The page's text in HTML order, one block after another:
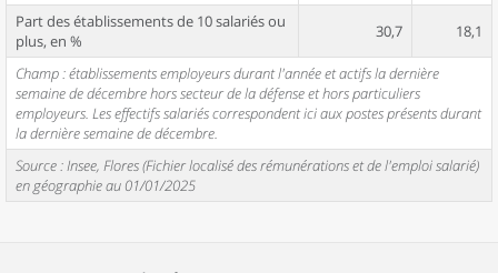
Part des établissements de 10 salariés ou
plus, en %
30,7 18,1
Champ : établissements employeurs durant l'année et actifs la dernière
semaine de décembre hors secteur de la défense et hors particuliers
employeurs. Les effectifs salariés correspondent ici aux postes présents durant
la dernière semaine de décembre.
Source : Insee, Flores (Fichier localisé des rémunérations et de l'emploi salarié)
en géographie au 01/01/2025